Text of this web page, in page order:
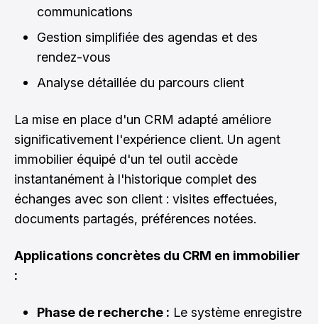
communications
Gestion simplifiée des agendas et des
rendez-vous
Analyse détaillée du parcours client
La mise en place d'un CRM adapté améliore
significativement l'expérience client. Un agent
immobilier équipé d'un tel outil accède
instantanément à l'historique complet des
échanges avec son client : visites effectuées,
documents partagés, préférences notées.
Applications concrètes du CRM en immobilier
:
Phase de recherche : Le système enregistre